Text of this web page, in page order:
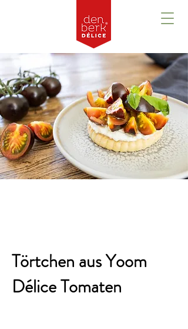
Törtchen aus Yoom
Délice Tomaten